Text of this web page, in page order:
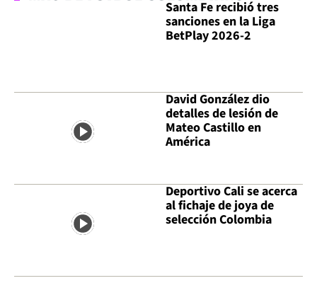
Santa Fe recibió tres
sanciones en la Liga
BetPlay 2026-2
David González dio
detalles de lesión de
Mateo Castillo en
América
Deportivo Cali se acerca
al fichaje de joya de
selección Colombia